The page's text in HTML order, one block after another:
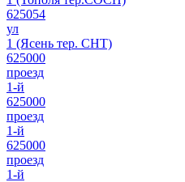
625054
ул
1 (Ясень тер. СНТ)
625000
проезд
1-й
625000
проезд
1-й
625000
проезд
1-й